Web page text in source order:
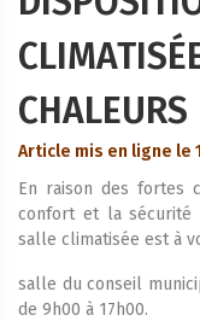
CHALEURS
Article mis en ligne le
En raison des fortes
confort et la sécurité
salle climatisée est à
salle du conseil
de 9h00 à 17h00.